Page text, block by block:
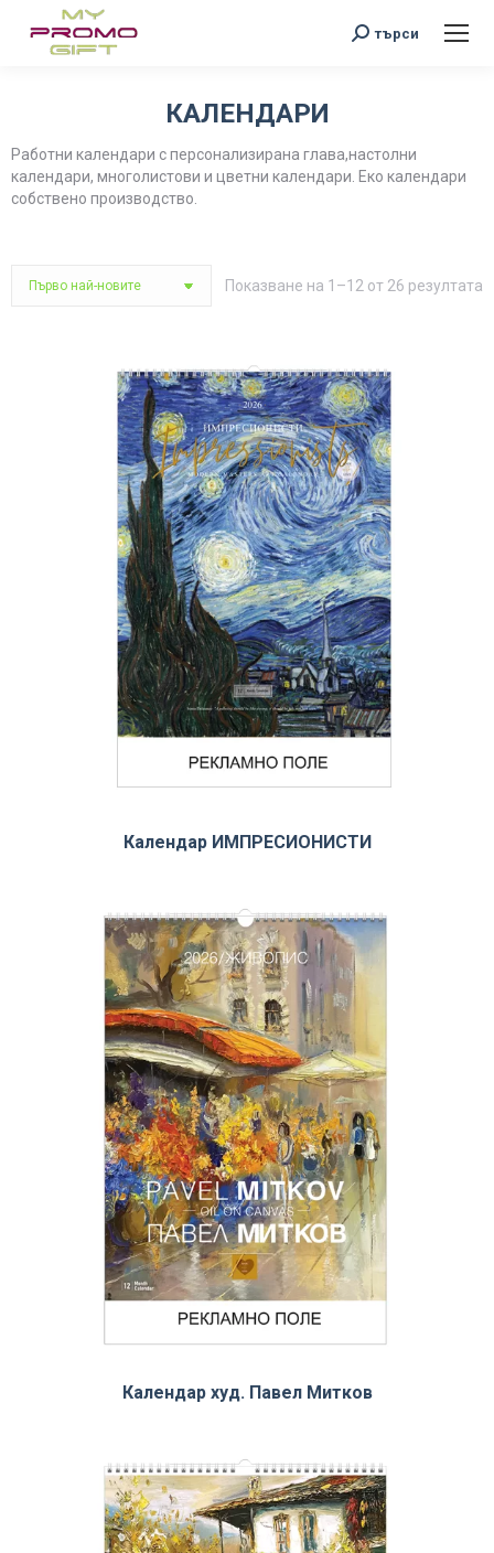
Search:
търси
КАЛЕНДАРИ
Работни календари с персонализирана глава,настолни
календари, многолистови и цветни календари. Еко календари
собствено производство.
Показване на 1–12 от 26 резултата
Календар ИМПРЕСИОНИСТИ
Календар худ. Павел Митков